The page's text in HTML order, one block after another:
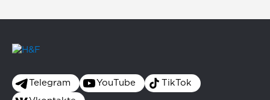
Telegram YouTube TikTok